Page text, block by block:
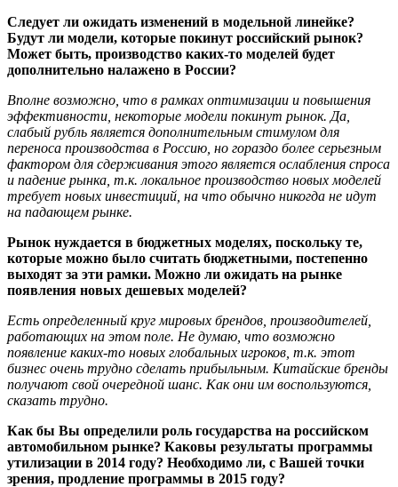
Следует ли ожидать изменений в модельной линейке?
Будут ли модели, которые покинут российский рынок?
Может быть, производство каких-то моделей будет
дополнительно налажено в России?
Вполне возможно, что в рамках оптимизации и повышения
эффективности, некоторые модели покинут рынок. Да,
слабый рубль является дополнительным стимулом для
переноса производства в Россию, но гораздо более серьезным
фактором для сдерживания этого является ослабления спроса
и падение рынка, т.к. локальное производство новых моделей
требует новых инвестиций, на что обычно никогда не идут
на падающем рынке.
Рынок нуждается в бюджетных моделях, поскольку те,
которые можно было считать бюджетными, постепенно
выходят за эти рамки. Можно ли ожидать на рынке
появления новых дешевых моделей?
Есть определенный круг мировых брендов, производителей,
работающих на этом поле. Не думаю, что возможно
появление каких-то новых глобальных игроков, т.к. этот
бизнес очень трудно сделать прибыльным. Китайские бренды
получают свой очередной шанс. Как они им воспользуются,
сказать трудно.
Как бы Вы определили роль государства на российском
автомобильном рынке? Каковы результаты программы
утилизации в 2014 году? Необходимо ли, с Вашей точки
зрения, продление программы в 2015 году?